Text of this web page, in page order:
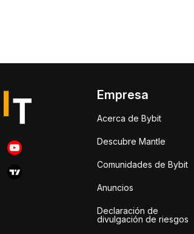
Empresa
Acerca de Bybit
Descubre Mantle
Comunidades de Bybit
Anuncios
Declaración de
divulgación de riesgos